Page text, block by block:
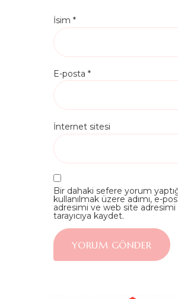
İsim *
E-posta *
İnternet sitesi
Bir dahaki sefere yorum
kullanılmak üzere adımı, e-
adresimi ve web site adresimi
tarayıcıya kaydet.